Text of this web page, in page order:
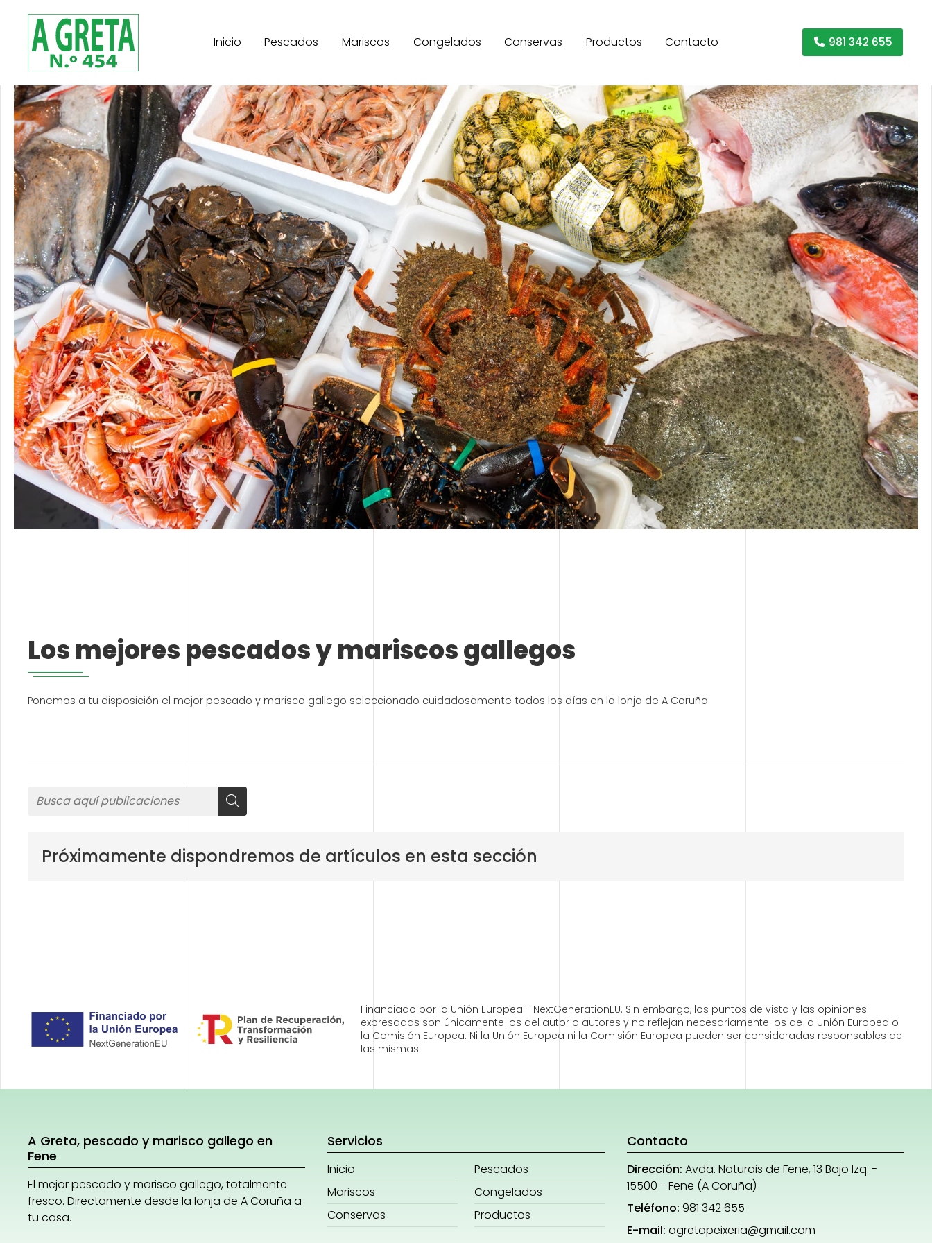
Inicio Pescados Mariscos Congelados Conservas Productos Contacto 981 342 655
Los mejores pescados y mariscos gallegos
Ponemos a tu disposición el mejor pescado y marisco gallego seleccionado cuidadosamente todos los días en la lonja de A Coruña
Próximamente dispondremos de artículos en esta sección
Financiado por la Unión Europea - NextGenerationEU. Sin embargo, los puntos de vista y las opiniones
expresadas son únicamente los del autor o autores y no reflejan necesariamente los de la Unión Europea o
la Comisión Europea. Ni la Unión Europea ni la Comisión Europea pueden ser consideradas responsables de
las mismas.
A Greta, pescado y marisco gallego en
Fene
El mejor pescado y marisco gallego, totalmente
fresco. Directamente desde la lonja de A Coruña a
tu casa.
Servicios
Inicio
Pescados
Mariscos
Congelados
Conservas
Productos
Contacto
Dirección: Avda. Naturais de Fene, 13 Bajo Izq. -
15500 - Fene (A Coruña)
Teléfono: 981 342 655
E-mail: agretapeixeria@gmail.com